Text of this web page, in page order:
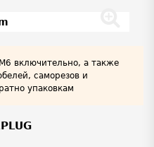
включительно, а также
саморезов и
упаковкам